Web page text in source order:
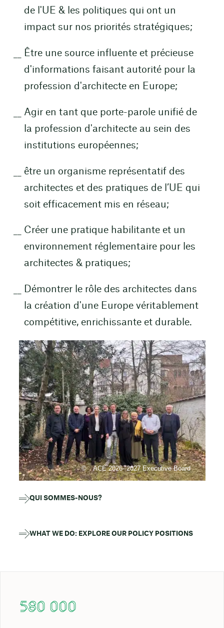
de l'UE & les politiques qui ont un
impact sur nos priorités stratégiques;
Être une source influente et précieuse
d'informations faisant autorité pour la
profession d'architecte en Europe;
Agir en tant que porte-parole unifié de
la profession d'architecte au sein des
institutions européennes;
être un organisme représentatif des
architectes et des pratiques de l’UE qui
soit efficacement mis en réseau;
Créer une pratique habilitante et un
environnement réglementaire pour les
architectes & pratiques;
Démontrer le rôle des architectes dans
la création d'une Europe véritablement
compétitive, enrichissante et durable.
ACE 2026- 2027 Executive Board
QUI SOMMES-NOUS?
WHAT WE DO: EXPLORE OUR POLICY POSITIONS
580 000